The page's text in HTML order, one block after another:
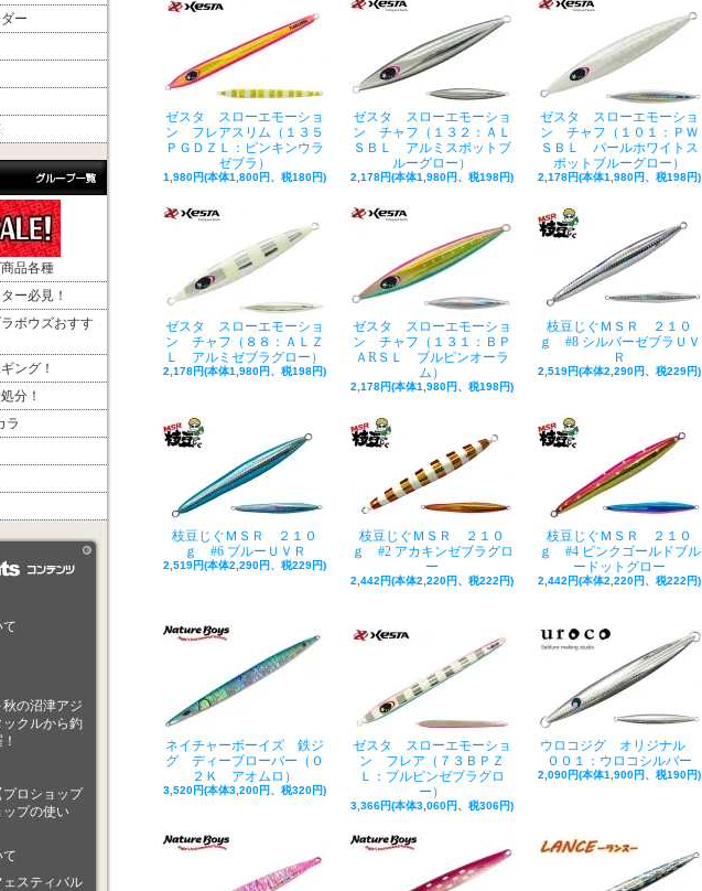
ー
品各種
ー必見！
ボウズおすす
ング！
分！
ラ
て
秋の沼津アジ
クルから釣
ロショップ
ップの使い
て
スティバル
ゼスタ スローエモーショ
ン フレアスリム（１３５
ＰＧＤＺＬ：ピンキンウラ
ゼブラ）
1,980円(本体1,800円、税180円)
ゼスタ スローエモーショ
ン チャフ（１３２：ＡＬ
ＳＢＬ アルミスポットブ
ルーグロー）
2,178円(本体1,980円、税198円)
ゼスタ スローエモーショ
ン チャフ（１０１：ＰＷ
ＳＢＬ パールホワイトス
ポットブルーグロー）
2,178円(本体1,980円、税198円)
ゼスタ スローエモーショ
ン チャフ（８８：ＡＬＺ
Ｌ アルミゼブラグロー）
2,178円(本体1,980円、税198円)
ゼスタ スローエモーショ
ン チャフ（１３１：ＢＰ
ＡRＳＬ ブルピンオーラ
ム）
2,178円(本体1,980円、税198円)
枝豆じぐＭＳＲ ２１０
ｇ #8 シルバーゼブラＵＶ
Ｒ
2,519円(本体2,290円、税229円)
枝豆じぐＭＳＲ ２１０
ｇ #6 ブルーＵＶＲ
2,519円(本体2,290円、税229円)
枝豆じぐＭＳＲ ２１０
ｇ #2 アカキンゼブラグロ
ー
2,442円(本体2,220円、税222円)
枝豆じぐＭＳＲ ２１０
ｇ #4 ピンクゴールドブル
ードットグロー
2,442円(本体2,220円、税222円)
ネイチャーボーイズ 鉄ジ
グ ディープローバー（０
２Ｋ アオムロ）
3,520円(本体3,200円、税320円)
ゼスタ スローエモーショ
ン フレア（７３ＢＰＺ
Ｌ：ブルピンゼブラグロ
ー）
3,366円(本体3,060円、税306円)
ウロコジグ オリジナル
００１：ウロコシルバー
2,090円(本体1,900円、税190円)